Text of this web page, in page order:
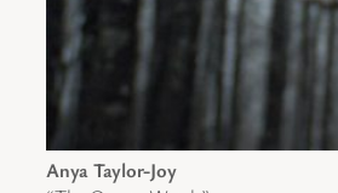
Anya Taylor-Joy